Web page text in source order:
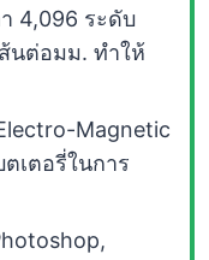
4,096 ระดับ
นต่อมม. ทำให้
Magnetic
เตอรี่ในการ